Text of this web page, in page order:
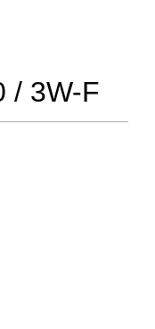
/ 3W-F